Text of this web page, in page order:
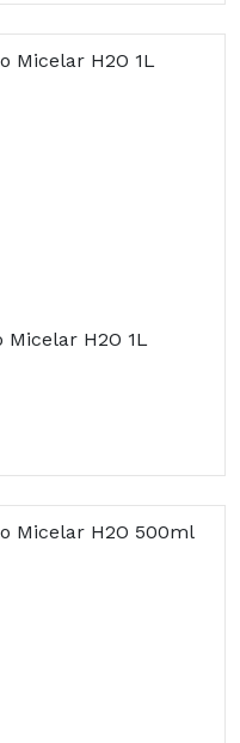
H2O 1L